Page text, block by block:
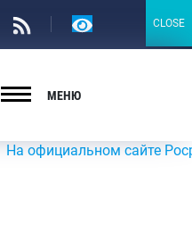
Версия
МЕНЮ
сайте
CLOSE
CLOSE